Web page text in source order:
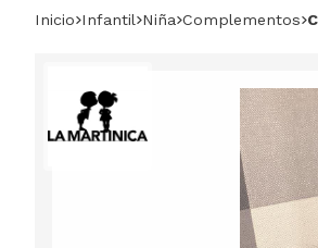
Inicio infantil niña complementos